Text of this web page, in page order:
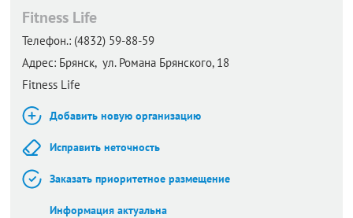
Fitness Life
Телефон.: (4832) 59-88-59
Адрес: Брянск, ул. Романа Брянского, 18
Fitness Life
Добавить новую организацию
Исправить неточность
Заказать приоритетное размещение
Информация актуальна